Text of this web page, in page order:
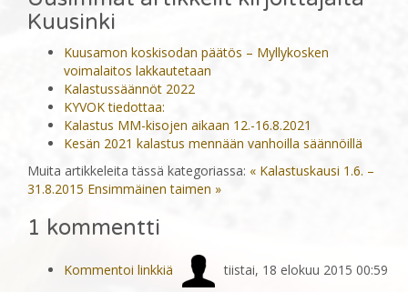
Kuusinki
Kuusamon koskisodan päätös – Myllykosken
voimalaitos lakkautetaan
Kalastussäännöt 2022
KYVOK tiedottaa:
Kalastus MM-kisojen aikaan 12.-16.8.2021
Kesän 2021 kalastus mennään vanhoilla säännöillä
Muita artikkeleita tässä kategoriassa: « Kalastuskausi 1.6. –
31.8.2015 Ensimmäinen taimen »
1 kommentti
Kommentoi linkkiä
tiistai, 18 elokuu 2015 00:59